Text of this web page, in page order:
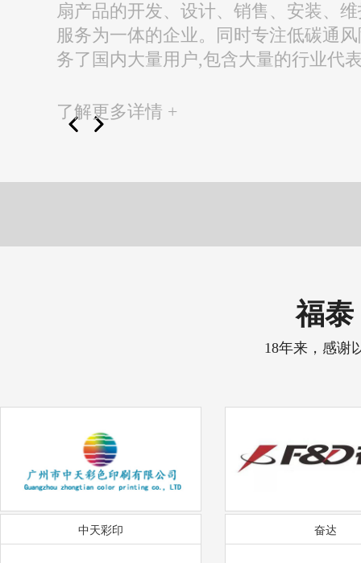
扇产品的开发、设计、销售、安装、
服务为一体的企业。同时专注低碳通
务了国内大量用户,包含大量的行业代
了解更多详情 +
福泰
18年来，感谢
中天彩印 奋达